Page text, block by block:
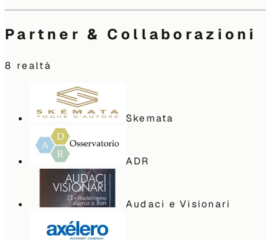
Partner & Collaborazioni
8 realtà
Skemata
ADR
Audaci e Visionari